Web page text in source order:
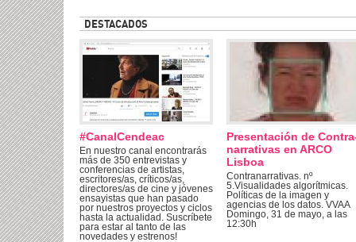
DESTACADOS
#CanalCendeac
En nuestro canal encontrarás
más de 350 entrevistas y
conferencias de artistas,
escritores/as, críticos/as,
directores/as de cine y jóvenes
ensayistas que han pasado
por nuestros proyectos y ciclos
hasta la actualidad. Suscríbete
para estar al tanto de las
novedades y estrenos!
Presentación de
narrativas en ARCO
Lisboa
Contranarrativas. nº
5.Visualidades algorítmicas.
Políticas de la imagen y
agencias de los datos. VVAA
Domingo, 31 de mayo, a las
12:30h